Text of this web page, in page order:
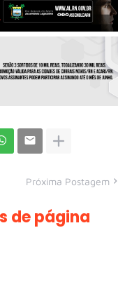
Próxima Postagem
de página